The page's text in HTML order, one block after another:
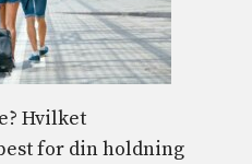
Hvilket
for din holdning